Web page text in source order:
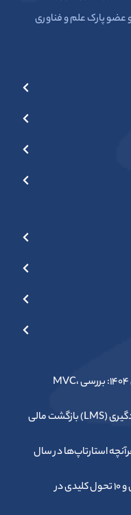
بهترین معماری طراحی اپلیکیشن در سال ۱۴۰۴: بررسی MVC،
چرا سرمایه‌گذاری روی سیستم مدیریت یادگیری (LMS) بازگشت مالی
استارتاپ‌ها در سال
ارزیابی عملکرد کارکنان با هوش مصنوعی و ۱۰ تحول کلیدی در
عضو پارک علم و فناوری